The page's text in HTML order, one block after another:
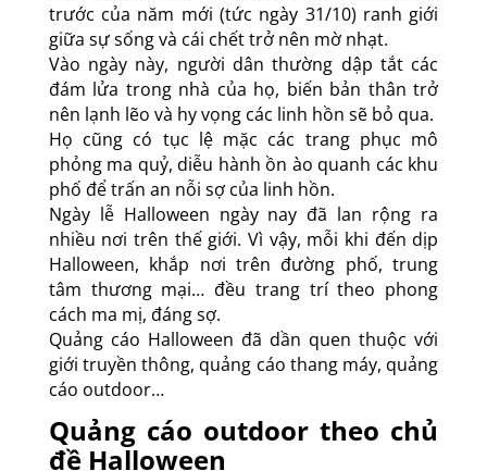
trước của năm mới (tức ngày 31/10) ranh giới
giữa sự sống và cái chết trở nên mờ nhạt.
Vào ngày này, người dân thường dập tắt các
đám lửa trong nhà của họ, biến bản thân trở
nên lạnh lẽo và hy vọng các linh hồn sẽ bỏ qua.
Họ cũng có tục lệ mặc các trang phục mô
phỏng ma quỷ, diễu hành ồn ào quanh các khu
phố để trấn an nỗi sợ của linh hồn.
Ngày lễ Halloween ngày nay đã lan rộng ra
nhiều nơi trên thế giới. Vì vậy, mỗi khi đến dịp
Halloween, khắp nơi trên đường phố, trung
tâm thương mại… đều trang trí theo phong
cách ma mị, đáng sợ.
Quảng cáo Halloween đã dần quen thuộc với
giới truyền thông, quảng cáo thang máy, quảng
cáo outdoor…
Quảng cáo outdoor theo chủ
đề Halloween